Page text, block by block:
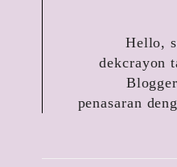
Hello,
dekcrayon
penasaran